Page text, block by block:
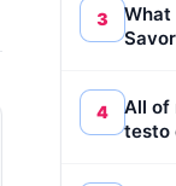
3
What
4
All of
testo